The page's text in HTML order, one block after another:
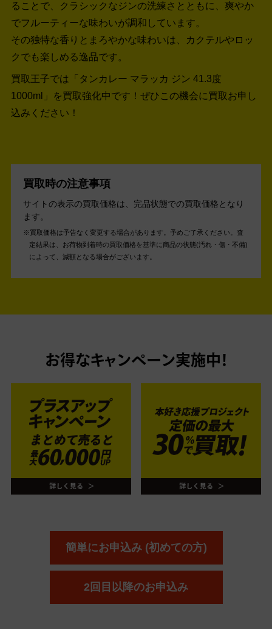
ることで、クラシックなジンの洗練さとともに、爽やか
でフルーティーな味わいが調和しています。
その独特な香りとまろやかな味わいは、カクテルやロッ
クでも楽しめる逸品です。
買取王子では「タンカレー マラッカ ジン 41.3度
1000ml」を買取強化中です！ ぜひこの機会に買取お申し
込みください！
買取時の注意事項
サイトの表示の買取価格は、完品状態での買取価格となり
ます。
買取価格は予告なく変更する場合があります。予めご了承ください。 査
定結果は、お荷物到着時の買取価格を基準に商品の状態(汚れ・傷・不備)
によって、減額となる場合がございます。
お得なキャンペーン実施中！
簡単にお申込み (初めての方)
2回目以降のお申込み